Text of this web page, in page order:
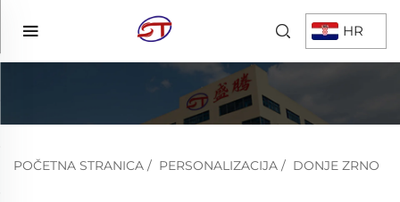
HR
POČETNA STRANICA / PERSONALIZACIJA / DONJE ZRNO